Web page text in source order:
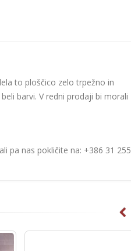
to ploščico zelo trpežno in
barvi. V redni prodaji bi morali
ali pa nas pokličite na: +386 31 255